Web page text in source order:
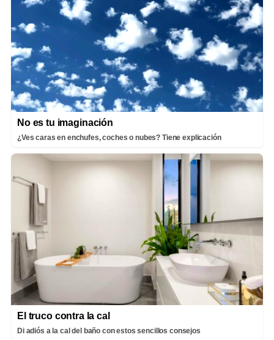
No es tu imaginación
¿Ves caras en enchufes, coches o nubes? Tiene explicación
El truco contra la cal
Di adiós a la cal del baño con estos sencillos consejos